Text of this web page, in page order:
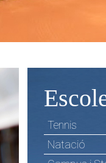
Tennis
Natació